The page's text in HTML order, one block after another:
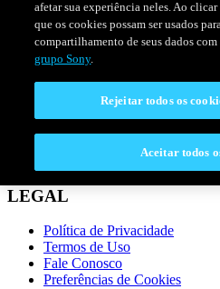
SÉRIESPROGRAMAÇÃO
CONECTAR
Perguntas Frequentes
LEGAL
Política de Privacidade
Termos de Uso
Fale Conosco
Preferências de Cookies
afetar sua experiência neles. Ao
que os cookies possam ser usados
compartilhamento de seus dados
grupo Sony.
Rejeitar todos os
Aceitar todos